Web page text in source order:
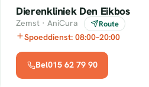
Dierenkliniek Den Eikbos
Zemst · AniCura Route
Spoeddienst: 08:00–20:00
Bel015 62 79 90